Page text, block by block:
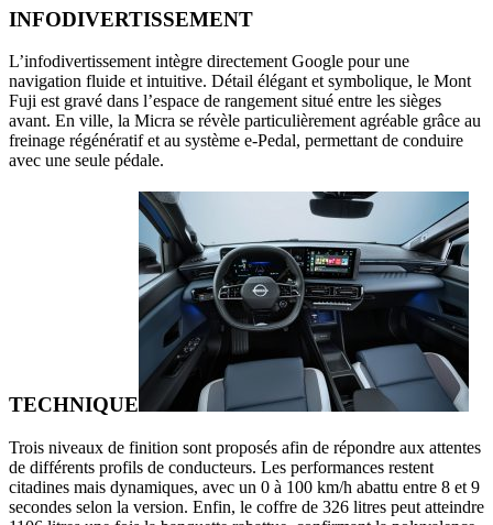
INFODIVERTISSEMENT
L’infodivertissement intègre directement Google pour une
navigation fluide et intuitive. Détail élégant et symbolique, le Mont
Fuji est gravé dans l’espace de rangement situé entre les sièges
avant. En ville, la Micra se révèle particulièrement agréable grâce au
freinage régénératif et au système e-Pedal, permettant de conduire
avec une seule pédale.
TECHNIQUE
Trois niveaux de finition sont proposés afin de répondre aux attentes
de différents profils de conducteurs. Les performances restent
citadines mais dynamiques, avec un 0 à 100 km/h abattu entre 8 et 9
secondes selon la version. Enfin, le coffre de 326 litres peut atteindre